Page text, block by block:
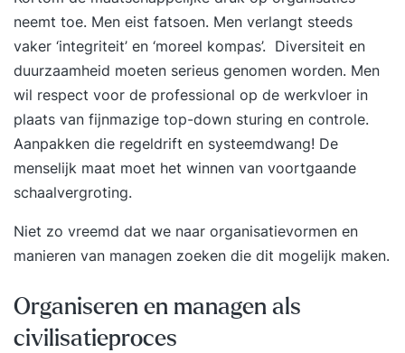
neemt toe. Men eist fatsoen. Men verlangt steeds
vaker ‘integriteit’ en ‘moreel kompas’. Diversiteit en
duurzaamheid moeten serieus genomen worden. Men
wil respect voor de professional op de werkvloer in
plaats van fijnmazige top-down sturing en controle.
Aanpakken die regeldrift en systeemdwang! De
menselijk maat moet het winnen van voortgaande
schaalvergroting.
Niet zo vreemd dat we naar organisatievormen en
manieren van managen zoeken die dit mogelijk maken.
Organiseren en managen als
civilisatieproces